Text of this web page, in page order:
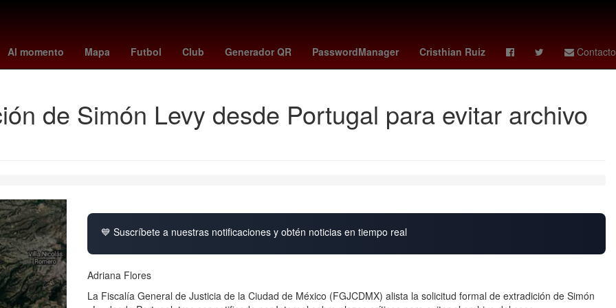
Al momento Mapa Futbol Club Generador QR PasswordManager Cristhian Ruiz Contacto
palace rangers - giants andrés gudiño quién es el r1 Gerardo Fernández Noroña Gobierno gilberto mora Pago
de Simón Levy desde Portugal para evitar archivo
💙 Suscríbete a nuestras notificaciones y obtén noticias en tiempo real
Adriana Flores
La Fiscalía General de Justicia de la Ciudad de México (FGJCDMX) alista la solicitud formal de extradición de Simón